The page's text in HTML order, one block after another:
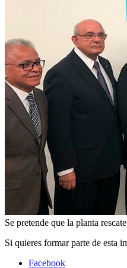
Se pretende que la planta
Si quieres formar parte de esta
Facebook